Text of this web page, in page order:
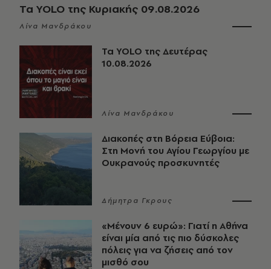
Τα YOLO της Κυριακής 09.08.2026
Λίνα Μανδράκου
Τα YOLO της Δευτέρας
10.08.2026
Λίνα Μανδράκου
Διακοπές στη Βόρεια Εύβοια:
Στη Μονή του Αγίου Γεωργίου με
Ουκρανούς προσκυνητές
Δήμητρα Γκρους
«Μένουν 6 ευρώ»: Γιατί η Αθήνα
είναι μία από τις πιο δύσκολες
πόλεις για να ζήσεις από τον
μισθό σου